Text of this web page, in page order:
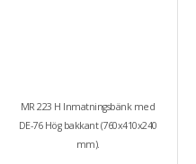
MR 223 H Inmatningsbänk med
DE-76 Hög bakkant (760x410x240
mm).